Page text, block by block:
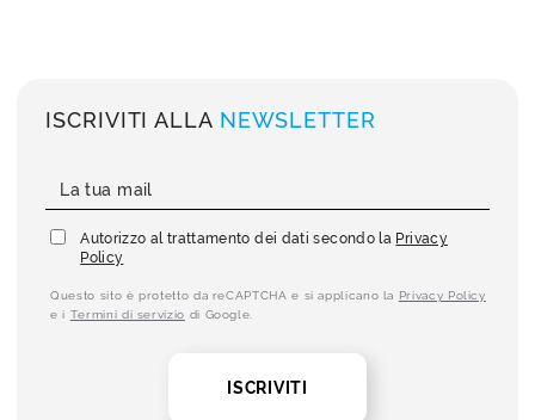
ISCRIVITI ALLA NEWSLETTER
Autorizzo al trattamento dei dati secondo la Privacy
Policy
Questo sito è protetto da reCAPTCHA e si applicano la Privacy Policy
e i Termini di servizio di Google.
ISCRIVITI